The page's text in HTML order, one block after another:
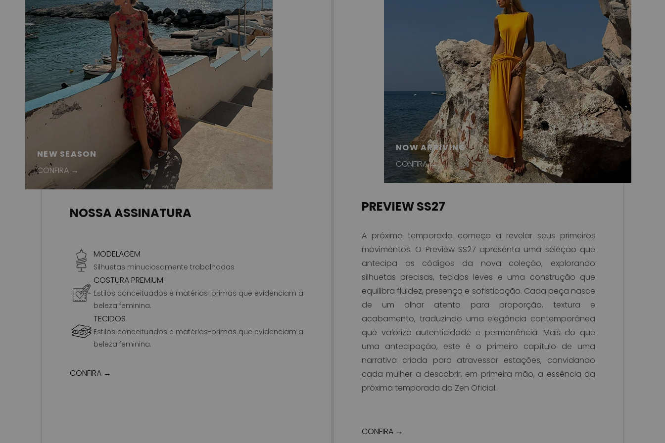
NEW SEASON
CONFIRA →
NOSSA ASSINATURA
MODELAGEM
Silhuetas minuciosamente trabalhadas
COSTURA PREMIUM
Estilos conceituados e matérias-primas que evidenciam a
beleza feminina.
TECIDOS
Estilos conceituados e matérias-primas que evidenciam a
beleza feminina.
CONFIRA →
NOW ARRIVING
CONFIRA →
PREVIEW SS27
A próxima temporada começa a revelar seus primeiros
movimentos. O Preview SS27 apresenta uma seleção que
antecipa os códigos da nova coleção, explorando
silhuetas precisas, tecidos leves e uma construção que
equilibra fluidez, presença e sofisticação. Cada peça nasce
de um olhar atento para proporção, textura e
acabamento, traduzindo uma elegância contemporânea
que valoriza autenticidade e permanência. Mais do que
uma antecipação, este é o primeiro capítulo de uma
narrativa criada para atravessar estações, convidando
cada mulher a descobrir, em primeira mão, a essência da
próxima temporada da Zen Oficial.
CONFIRA →